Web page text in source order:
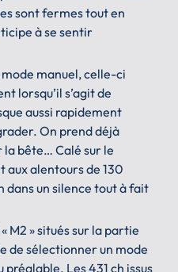
sont fermes tout en
à se sentir
manuel, celle-ci
lorsqu’il s’agit de
aussi rapidement
On prend déjà
bête… Calé sur le
alentours de 130
un silence tout à fait
M2 » situés sur la partie
de sélectionner un mode
Les 431 ch issus